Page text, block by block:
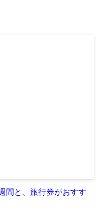
間と、旅行券がおすす